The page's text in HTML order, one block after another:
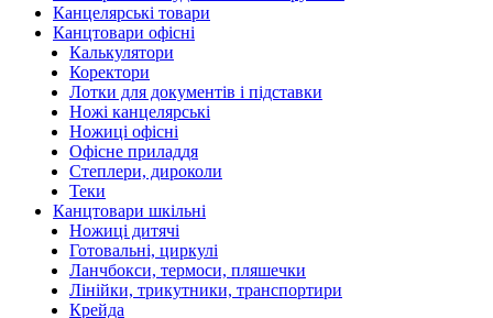
Канцелярські товари
Канцтовари офісні
Калькулятори
Коректори
Лотки для документів і підставки
Ножі канцелярські
Ножиці офісні
Офісне приладдя
Степлери, дироколи
Теки
Канцтовари шкільні
Ножиці дитячі
Готовальні, циркулі
Ланчбокси, термоси, пляшечки
Лінійки, трикутники, транспортири
Крейда